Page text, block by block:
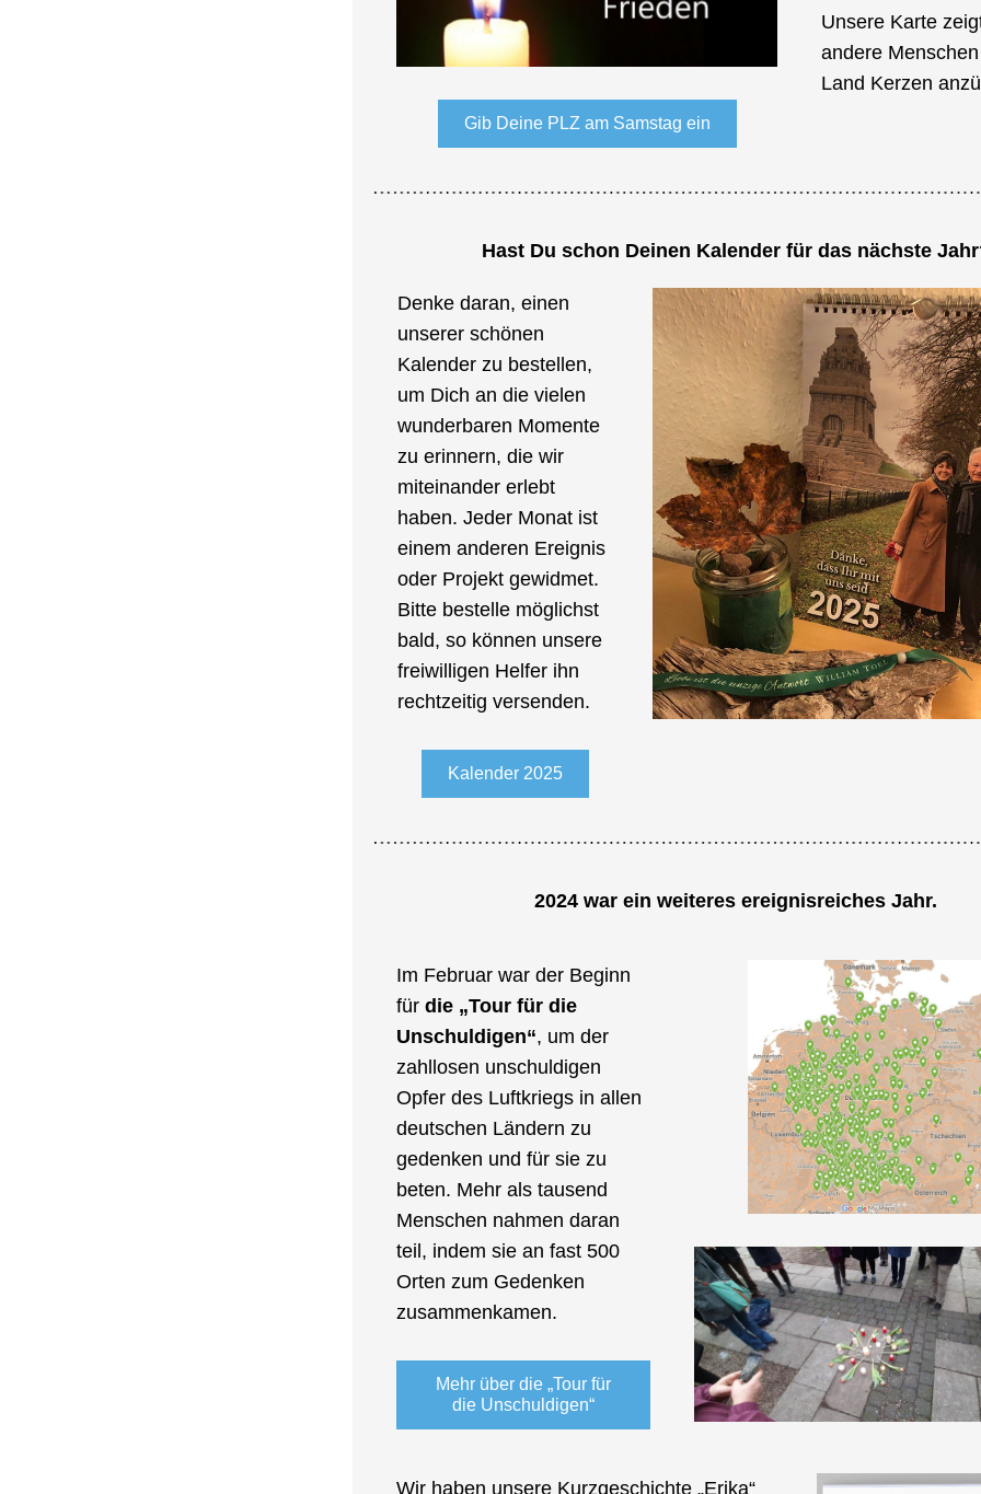
Gib Deine PLZ am Samstag ein
Unsere Karte
andere
Land Kerzen
Hast Du schon Deinen Kalender für das nächste
Denke daran, einen
unserer schönen
Kalender zu bestellen,
um Dich an die vielen
wunderbaren Momente
zu erinnern, die wir
miteinander erlebt
haben. Jeder Monat ist
einem anderen Ereignis
oder Projekt gewidmet.
Bitte bestelle möglichst
bald, so können unsere
freiwilligen Helfer ihn
rechtzeitig versenden.
Kalender 2025
2024 war ein weiteres ereignisreiches Jahr.
Im Februar war der Beginn
für die „Tour für die
Unschuldigen“, um der
zahllosen unschuldigen
Opfer des Luftkriegs in allen
deutschen Ländern zu
gedenken und für sie zu
beten. Mehr als tausend
Menschen nahmen daran
teil, indem sie an fast 500
Orten zum Gedenken
zusammenkamen.
Mehr über die „Tour für
die Unschuldigen“
Wir haben unsere Kurzgeschichte „Erika“